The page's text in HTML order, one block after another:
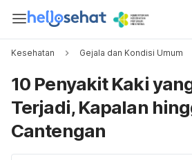
Kesehatan Gejala dan Kondisi Umum
10 Penyakit Kaki
Terjadi, Kapalan
Cantengan